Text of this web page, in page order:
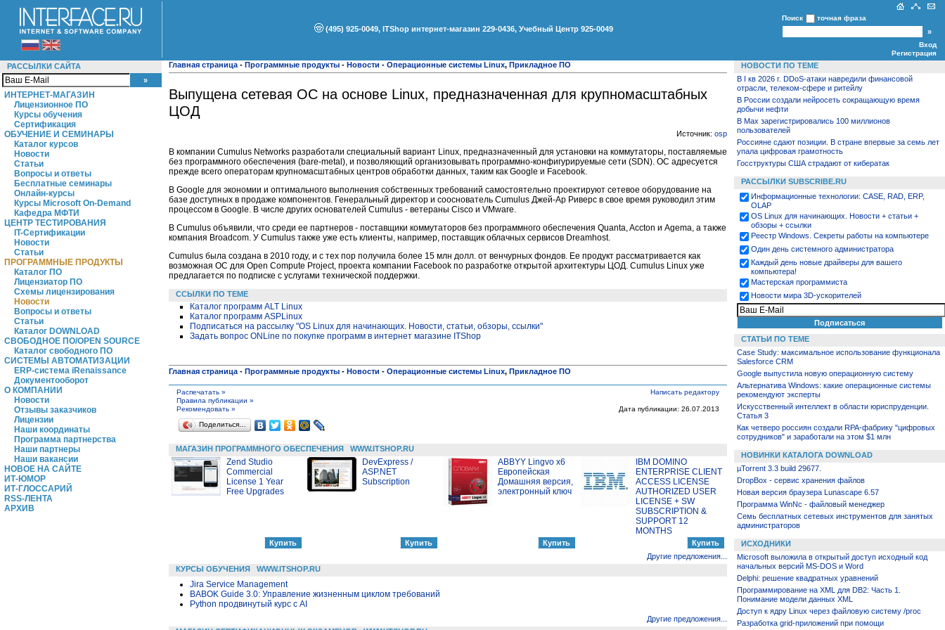
(495) 925-0049, ITShop интернет-магазин 229-0436, Учебный Центр 925-0049
Поиск точная фраза
Вход
Регистрация
РАССЫЛКИ САЙТА
ИНТЕРНЕТ-МАГАЗИН
Лицензионное ПО
Курсы обучения
Сертификация
ОБУЧЕНИЕ И СЕМИНАРЫ
Каталог курсов
Новости
Статьи
Вопросы и ответы
Бесплатные семинары
Онлайн-курсы
Курсы Microsoft On-Demand
Кафедра МФТИ
ЦЕНТР ТЕСТИРОВАНИЯ
IT-Сертификации
Новости
Статьи
ПРОГРАММНЫЕ ПРОДУКТЫ
Каталог ПО
Лицензиатор ПО
Схемы лицензирования
Новости
Вопросы и ответы
Статьи
Каталог DOWNLOAD
СВОБОДНОЕ ПО/OPEN SOURCE
Каталог свободного ПО
СИСТЕМЫ АВТОМАТИЗАЦИИ
ERP-система iRenaissance
Документооборот
О КОМПАНИИ
Новости
Отзывы заказчиков
Лицензии
Наши координаты
Программа партнерства
Наши партнеры
Наши вакансии
НОВОЕ НА САЙТЕ
ИТ-ЮМОР
ИТ-ГЛОССАРИЙ
RSS-ЛЕНТА
АРХИВ
Главная страница - Программные продукты - Новости - Операционные системы Linux, Прикладное ПО
Выпущена сетевая ОС на основе Linux, предназначенная для крупномасштабных
ЦОД
Источник: osp
В компании Cumulus Networks разработали специальный вариант Linux, предназначенный для установки на коммутаторы, поставляемые
без программного обеспечения (bare-metal), и позволяющий организовывать программно-конфигурируемые сети (SDN). ОС адресуется
прежде всего операторам крупномасштабных центров обработки данных, таким как Google и Facebook.
В Google для экономии и оптимального выполнения собственных требований самостоятельно проектируют сетевое оборудование на
базе доступных в продаже компонентов. Генеральный директор и сооснователь Cumulus Джей-Ар Риверс в свое время руководил этим
процессом в Google. В числе других основателей Cumulus - ветераны Cisco и VMware.
В Cumulus объявили, что среди ее партнеров - поставщики коммутаторов без программного обеспечения Quanta, Accton и Agema, а также
компания Broadcom. У Cumulus также уже есть клиенты, например, поставщик облачных сервисов Dreamhost.
Cumulus была создана в 2010 году, и с тех пор получила более 15 млн долл. от венчурных фондов. Ее продукт рассматривается как
возможная ОС для Open Compute Project, проекта компании Facebook по разработке открытой архитектуры ЦОД. Cumulus Linux уже
предлагается по подписке с услугами технической поддержки.
ССЫЛКИ ПО ТЕМЕ
Каталог программ ALT Linux
Каталог программ ASPLinux
Подписаться на рассылку "OS Linux для начинающих. Новости, статьи, обзоры, ссылки"
Задать вопрос ONLine по покупке программ в интернет магазине ITShop
Главная страница - Программные продукты - Новости - Операционные системы Linux, Прикладное ПО
Распечатать »
Правила публикации »
Написать редактору
Рекомендовать »
Дата публикации: 26.07.2013
Поделиться…
МАГАЗИН ПРОГРАММНОГО ОБЕСПЕЧЕНИЯ WWW.ITSHOP.RU
Zend Studio
Commercial
License 1 Year
Free Upgrades
DevExpress /
ASP.NET
Subscription
ABBYY Lingvo x6
Европейская
Домашняя версия,
электронный ключ
IBM DOMINO
ENTERPRISE CLIENT
ACCESS LICENSE
AUTHORIZED USER
LICENSE + SW
SUBSCRIPTION &
SUPPORT 12
MONTHS
Другие предложения...
КУРСЫ ОБУЧЕНИЯ
WWW.ITSHOP.RU
Jira Service Management
BABOK Guide 3.0: Управление жизненным циклом требований
Python продвинутый курс с AI
Другие предложения...
НОВОСТИ ПО ТЕМЕ
В I кв 2026 г. DDoS-атаки навредили финансовой
отрасли, телеком-сфере и ритейлу
В России создали нейросеть сокращающую время
добычи нефти
В Max зарегистрировались 100 миллионов
пользователей
Россияне сдают позиции. В стране впервые за семь лет
упала цифровая грамотность
Госструктуры США страдают от кибератак
РАССЫЛКИ SUBSCRIBE.RU
Информационные технологии: CASE, RAD, ERP,
OLAP
OS Linux для начинающих. Новости + статьи +
обзоры + ссылки
Реестр Windows. Секреты работы на компьютере
Один день системного администратора
Каждый день новые драйверы для вашего
компьютера!
Мастерская программиста
Новости мира 3D-ускорителей
СТАТЬИ ПО ТЕМЕ
Case Study: максимальное использование функционала
Salesforce CRM
Google выпустила новую операционную систему
Альтернатива Windows: какие операционные системы
рекомендуют эксперты
Искусственный интеллект в области юриспруденции.
Статья 3
Как четверо россиян создали RPA-фабрику "цифровых
сотрудников" и заработали на этом $1 млн
НОВИНКИ КАТАЛОГА DOWNLOAD
µTorrent 3.3 build 29677.
DropBox - сервис хранения файлов
Новая версия браузера Lunascape 6.57
Программа WinNc - файловый менеджер
Семь бесплатных сетевых инструментов для занятых
администраторов
ИСХОДНИКИ
Microsoft выложила в открытый доступ исходный код
начальных версий MS-DOS и Word
Delphi: решение квадратных уравнений
Программирование на XML для DB2: Часть 1.
Понимание модели данных XML
Доступ к ядру Linux через файловую систему /proc
Разработка grid-приложений при помощи